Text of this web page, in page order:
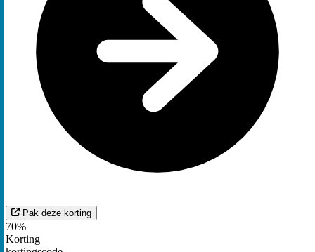
Pak deze korting
70%
Korting